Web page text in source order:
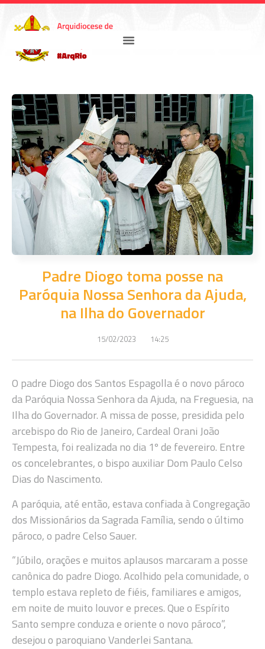
Padre Diogo toma posse na
Paróquia Nossa Senhora da Ajuda,
na Ilha do Governador
15/02/2023 14:25
O padre Diogo dos Santos Espagolla é o novo pároco
da Paróquia Nossa Senhora da Ajuda, na Freguesia, na
Ilha do Governador. A missa de posse, presidida pelo
arcebispo do Rio de Janeiro, Cardeal Orani João
Tempesta, foi realizada no dia 1º de fevereiro. Entre
os concelebrantes, o bispo auxiliar Dom Paulo Celso
Dias do Nascimento.
A paróquia, até então, estava confiada à Congregação
dos Missionários da Sagrada Família, sendo o último
pároco, o padre Celso Sauer.
“Júbilo, orações e muitos aplausos marcaram a posse
canônica do padre Diogo. Acolhido pela comunidade, o
templo estava repleto de fiéis, familiares e amigos,
em noite de muito louvor e preces. Que o Espírito
Santo sempre conduza e oriente o novo pároco”,
desejou o paroquiano Vanderlei Santana.